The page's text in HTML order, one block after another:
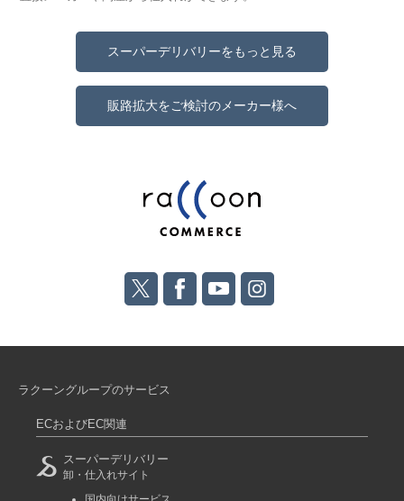
スーパーデリバリーをもっと見る
販路拡大をご検討のメーカー様へ
ラクーングループのサービス
ECおよびEC関連
スーパーデリバリー
卸・仕入れサイト